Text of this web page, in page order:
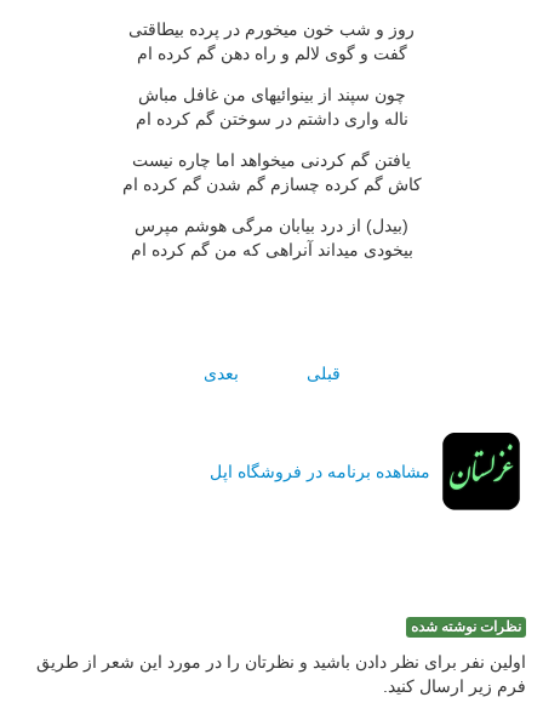
روز و شب خون ميخورم در پرده بيطاقتى
گفت و گوى لالم و راه دهن گم کرده ام
چون سپند از بينوائيهاى من غافل مباش
ناله وارى داشتم در سوختن گم کرده ام
يافتن گم کردنى ميخواهد اما چاره نيست
کاش گم کرده چسازم گم شدن گم کرده ام
(بيدل) از درد بيابان مرگى هوشم مپرس
بيخودى ميداند آنراهى که من گم کرده ام
قبلی بعدی
مشاهده برنامه در فروشگاه اپل
نظرات نوشته شده
اولین نفر برای نظر دادن باشید و نظرتان را در مورد این شعر از طریق
فرم زیر ارسال کنید.